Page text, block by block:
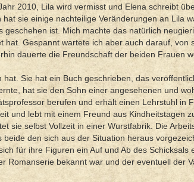
2010, Lila wird vermisst und Elena schreibt
sie einige nachteilige Veränderungen an Lila
geschehen ist. Mich machte das natürlich
Gespannt wartete ich aber auch darauf, von
dauerte die Freundschaft der beiden Frauen
Sie hat ein Buch geschrieben, das
hat sie den Sohn einer angesehenen und
berufen und erhält einen Lehrstuhl in
und lebt mit einem Freund aus Kindheitstagen
sie selbst Vollzeit in einer Wurstfabrik. Die
den sich aus der Situation heraus
für ihre Figuren ein Auf und Ab des Schicksals
Romanserie bekannt war und der eventuell der